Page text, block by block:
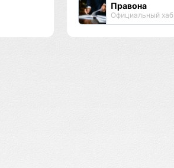
Правона
Официальный хаб